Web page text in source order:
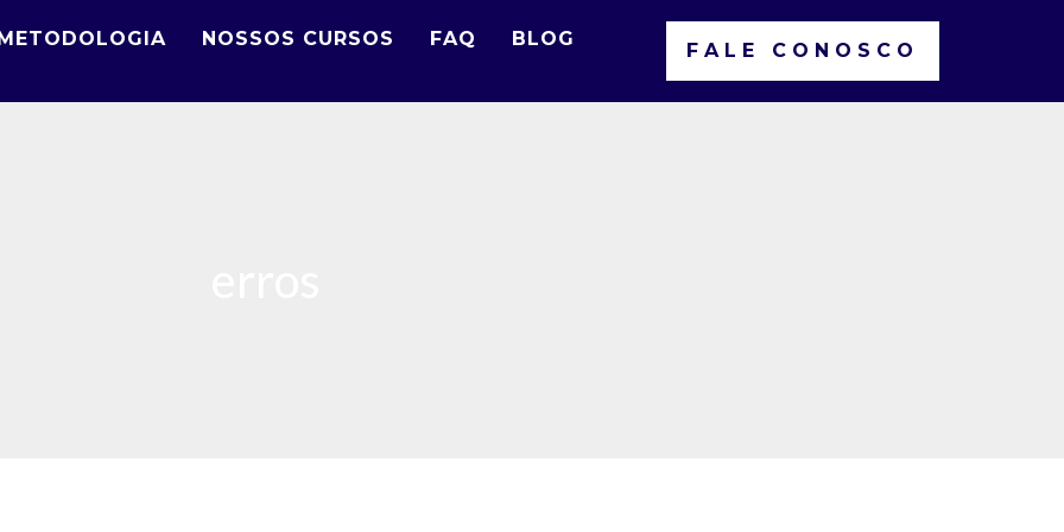
NOSSOS CURSOS FAQ BLOG
FALE CONOSCO